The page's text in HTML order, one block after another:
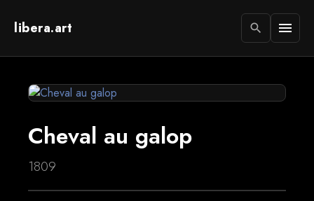
libera.art search menu
Cheval au galop
1809